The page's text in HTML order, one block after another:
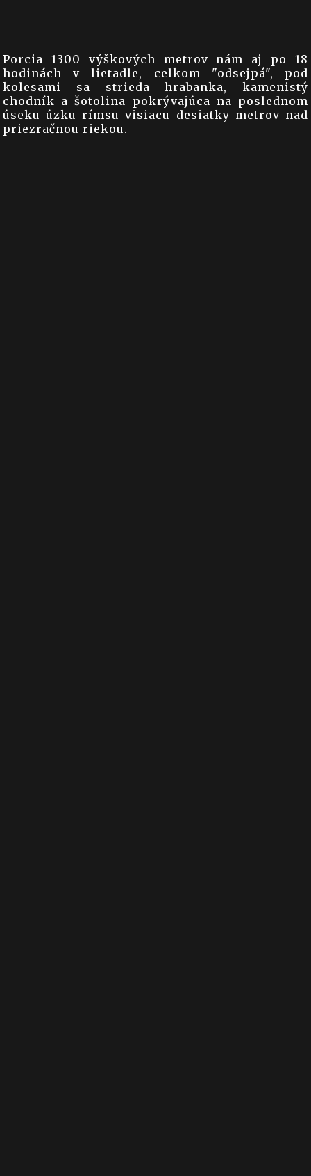
Porcia 1300 výškových metrov nám aj po 18
hodinách v lietadle, celkom "odsejpá", pod
kolesami sa strieda hrabanka, kamenistý
chodník a šotolina pokrývajúca na poslednom
úseku úzku rímsu visiacu desiatky metrov nad
priezračnou riekou.